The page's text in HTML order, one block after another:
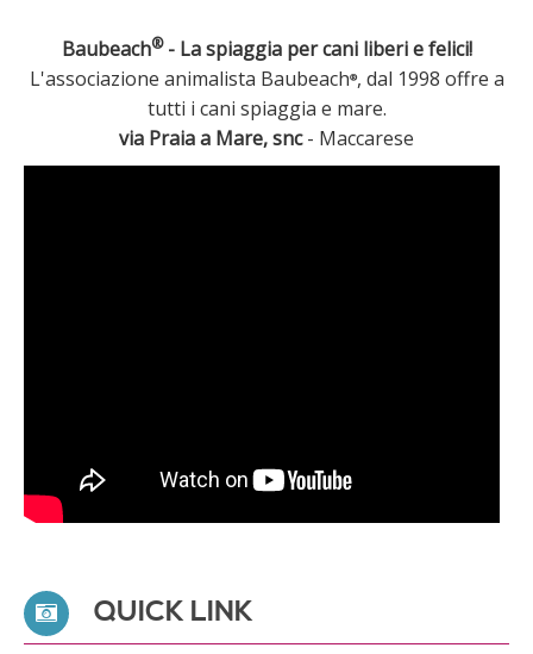
Performance
Orto sinergico
Baubeach®- La spiaggia per cani liberi e felici!
L'associazione animalista Baubeach®, dal 1998 offre a
tutti i cani spiaggia e mare.
via Praia a Mare, snc- Maccarese
QUICK LINK